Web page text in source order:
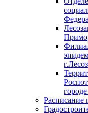
Расписание